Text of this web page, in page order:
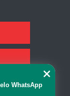
WhatsApp